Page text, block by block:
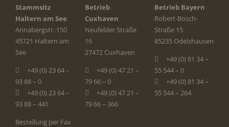
Stammsitz
Haltern am See
Annabergstr. 150
45721 Haltern am
See
+49 (0) 23 64 –
93 88 – 0
+49 (0) 23 64 –
93 88 – 441
Bestellung per Fax
Betrieb
Cuxhaven
Neufelder Straße
16
27472 Cuxhaven
+49 (0) 47 21 –
79 66 – 0
+49 (0) 47 21 –
79 66 – 366
Betrieb Bayern
Robert-Bosch-
Straße 15
85235 Odelzhausen
+49 (0) 81 34 –
55 544 – 0
+49 (0) 81 34 –
55 544 – 264